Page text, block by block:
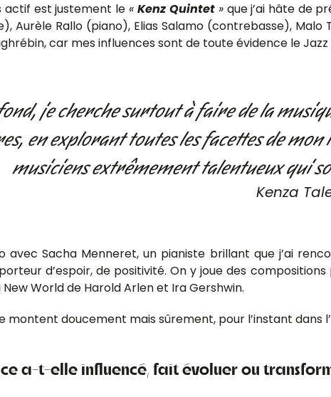
actif est justement le «Kenz Quintet »que j’ai hâte de
Aurèle Rallo (piano), Elias Salamo (contrebasse),
car mes influences sont de toute évidence le
je cherche surtout à faire de la
en explorant toutes les facettes de
musiciens extrêmement talentueux qui
Kenza
avec Sacha Menneret, un pianiste brillant que j’ai
d’espoir, de positivité. On y joue des
New World de Harold Arlen et Ira Gershwin.
montent doucement mais sûrement, pour l’instant dans
a-t-elle influencé, fait évoluer ou